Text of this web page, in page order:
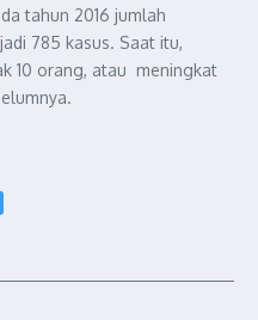
tahun 2016 jumlah
785 kasus. Saat itu,
10 orang, atau meningkat